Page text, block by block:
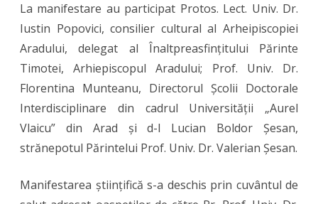
în
Studia
Doctoralia
la
Teologie
La manifestare au participat Protos. Lect. Univ. Dr.
Iustin Popovici, consilier cultural al Arheipiscopiei
Aradului, delegat al Înaltpreasfințitului Părinte
Timotei, Arhiepiscopul Aradului; Prof. Univ. Dr.
Florentina Munteanu, Directorul Școlii Doctorale
Interdisciplinare din cadrul Universității „Aurel
Vlaicu” din Arad și d-l Lucian Boldor Șesan,
strănepotul Părintelui Prof. Univ. Dr. Valerian Șesan.
Manifestarea științifică s-a deschis prin cuvântul de